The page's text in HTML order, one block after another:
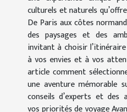
culturels et naturels
De Paris aux côtes
des paysages et des
invitant à choisir
à vos envies et à vos
article comment
une aventure mémorable
conseils d’experts et des